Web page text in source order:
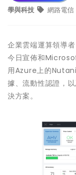
學與科技 網路電信
企業雲端運算領導者
今日宣佈和
用Azure上的
據、流動性認證，
決方案。